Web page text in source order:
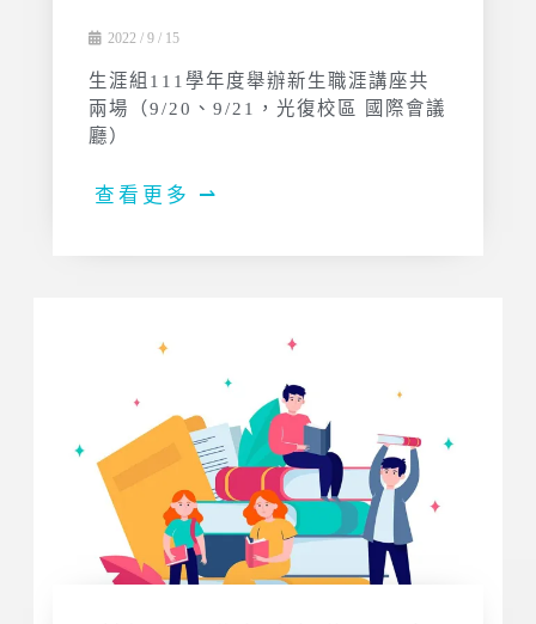
2022 / 9 / 15
生涯組111學年度舉辦新生職涯講座共
兩場（9/20、9/21，光復校區 國際會議
廳）
查看更多 ⇀